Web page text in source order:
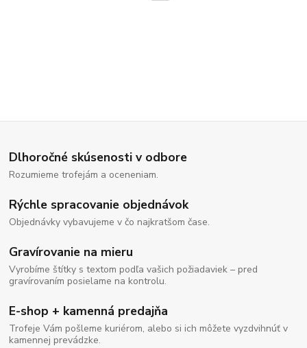
Dlhoročné skúsenosti v odbore
Rozumieme trofejám a oceneniam.
Rýchle spracovanie objednávok
Objednávky vybavujeme v čo najkratšom čase.
Gravírovanie na mieru
Vyrobíme štítky s textom podľa vašich požiadaviek – pred
gravírovaním posielame na kontrolu.
E-shop + kamenná predajňa
Trofeje Vám pošleme kuriérom, alebo si ich môžete vyzdvihnúť v
kamennej prevádzke.